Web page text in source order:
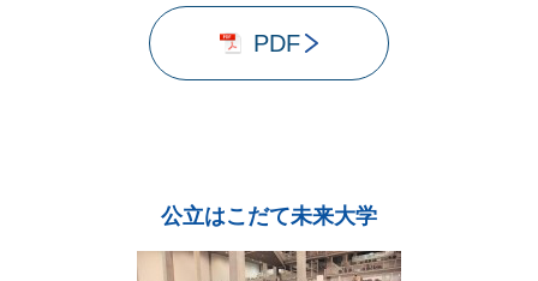
PDF
公立はこだて未来大学